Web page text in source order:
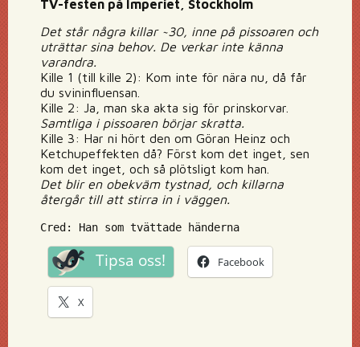
TV-festen på Imperiet, Stockholm
Det står några killar ~30, inne på pissoaren och
uträttar sina behov. De verkar inte känna
varandra.
Kille 1 (till kille 2): Kom inte för nära nu, då får
du svininfluensan.
Kille 2: Ja, man ska akta sig för prinskorvar.
Samtliga i pissoaren börjar skratta.
Kille 3: Har ni hört den om Göran Heinz och
Ketchupeffekten då? Först kom det inget, sen
kom det inget, och så plötsligt kom han.
Det blir en obekväm tystnad, och killarna
återgår till att stirra in i väggen.
Cred: Han som tvättade händerna
Tipsa oss! Facebook
X